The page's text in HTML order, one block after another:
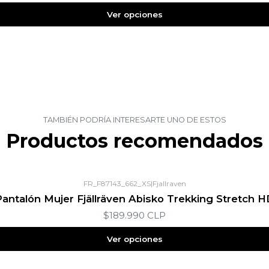
Ver opciones
TAMBIÉN PODRÍA INTERESARTE UNO DE ESTOS
Productos recomendados
FR_F87143_662_XS|Fjallraven
Mujer Fjällräven Abisko Trekking Stretch
$189.990 CLP
Ver opciones